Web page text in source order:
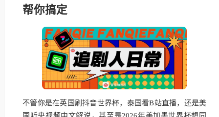
帮你搞定
不管你是在英国刷抖音世界杯，泰国看B站直播，还是美